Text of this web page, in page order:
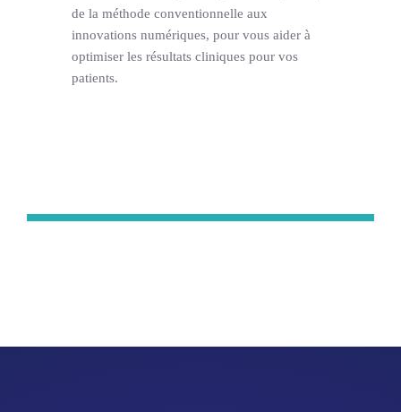
de la méthode conventionnelle aux
innovations numériques, pour vous aider à
optimiser les résultats cliniques pour vos
patients.